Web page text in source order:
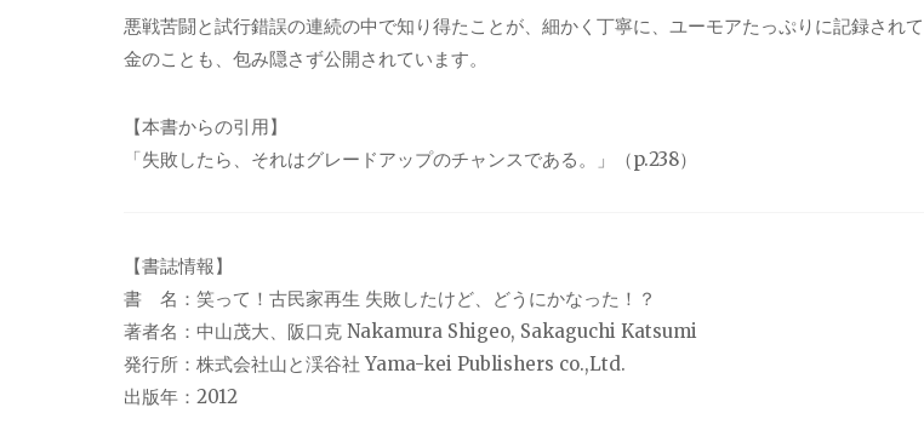
悪戦苦闘と試行錯誤の連続の中で知り得たことが、細かく丁寧に、ユーモアたっぷりに記録され
金のことも、包み隠さず公開されています。
【本書からの引用】
「失敗したら、それはグレードアップのチャンスである。」（p.238）
【書誌情報】
書 名：笑って！古民家再生 失敗したけど、どうにかなった！？
著者名：中山茂大、阪口克 Nakamura Shigeo, Sakaguchi Katsumi
発行所：株式会社山と渓谷社 Yama-kei Publishers co.,Ltd.
出版年：2012